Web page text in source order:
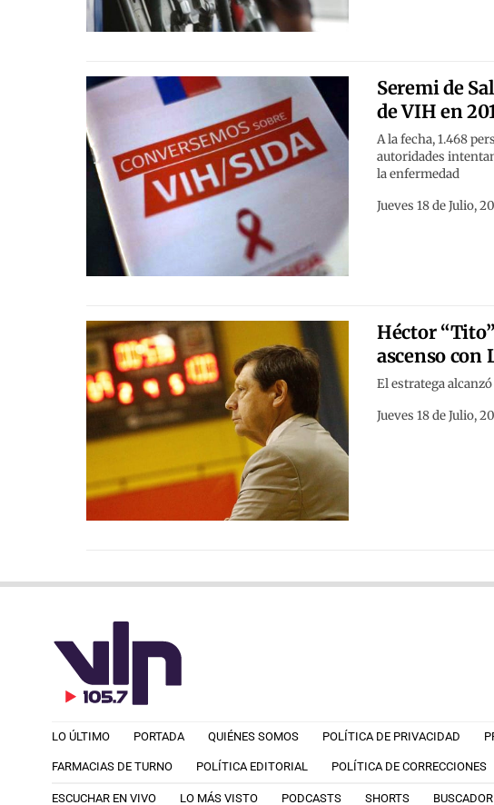
Seremi de
de VIH en
A la fecha, 1.468
autoridades
la enfermedad
Jueves 18 de Julio,
Héctor
ascenso con
El estratega
Jueves 18 de Julio,
LO ÚLTIMO PORTADA QUIÉNES SOMOS POLÍTICA DE PRIVACIDAD
FARMACIAS DE TURNO POLÍTICA EDITORIAL POLÍTICA DE CORRECCIONES
ESCUCHAR EN VIVO LO MÁS VISTO PODCASTS SHORTS BUSCADOR